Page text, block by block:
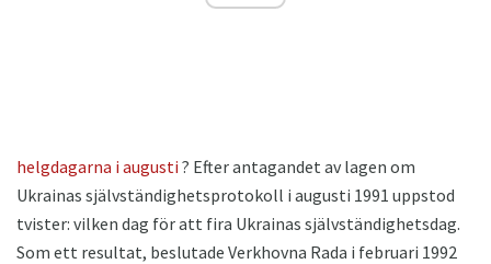
helgdagarna i augusti ? Efter antagandet av lagen om
Ukrainas självständighetsprotokoll i augusti 1991 uppstod
tvister: vilken dag för att fira Ukrainas självständighetsdag.
Som ett resultat, beslutade Verkhovna Rada i februari 1992